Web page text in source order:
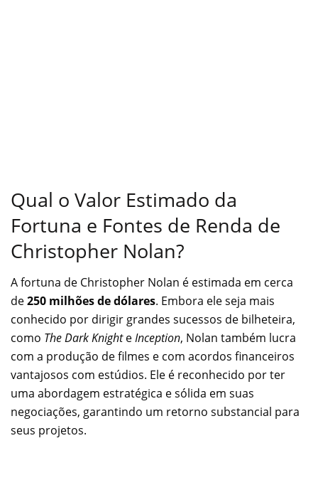
Qual o Valor Estimado da
Fortuna e Fontes de Renda de
Christopher Nolan?
A fortuna de Christopher Nolan é estimada em cerca
de250 milhões de dólares. Embora ele seja mais
conhecido por dirigir grandes sucessos de bilheteira,
como The Dark KnighteInception, Nolan também lucra
com a produção de filmes e com acordos financeiros
vantajosos com estúdios. Ele é reconhecido por ter
uma abordagem estratégica e sólida em suas
negociações, garantindo um retorno substancial para
seus projetos.